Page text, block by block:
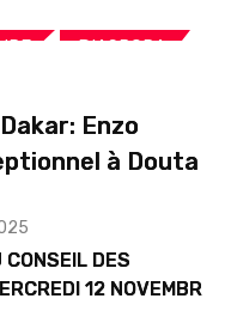
DIASPORA
Enzo
à Douta
CONSEIL DES
12 NOVEMBRE